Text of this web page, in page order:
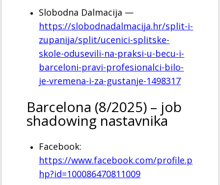
Slobodna Dalmacija —
https://slobodnadalmacija.hr/split-i-
zupanija/split/ucenici-splitske-
skole-odusevili-na-praksi-u-becu-i-
barceloni-pravi-profesionalci-bilo-
je-vremena-i-za-gustanje-1498317
Barcelona (8/2025) – job
shadowing nastavnika
Facebook:
https://www.facebook.com/profile.p
hp?id=100086470811009